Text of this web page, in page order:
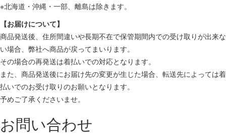
※北海道・沖縄・一部、離島は除きます。
【お届けについて】
商品発送後、住所間違いや長期不在で保管期間内での受け取りが出来な
い場合、弊社へ商品が戻ってまいります。
その場合の再発送は着払いでの対応となります。
また、商品発送後にお届け先の変更が生じた場合、転送先によっては着
払いでのお受け取りのお願いとなります。
予めご了承くださいませ。
お問い合わせ